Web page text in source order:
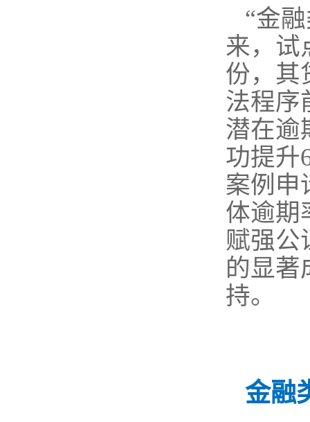
“金
来，试
份，其
法程序
潜在逾
功提升
案例申
体逾期
赋强公
的显著
持。
金融